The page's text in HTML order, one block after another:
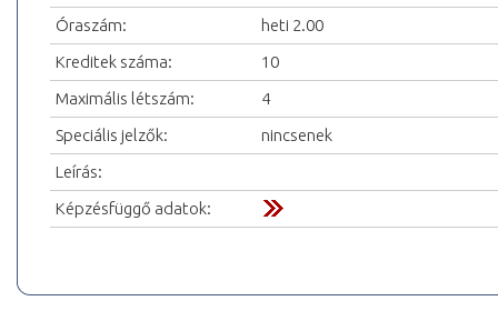
Óraszám:
heti 2.00
Kreditek száma:
10
Maximális létszám:
4
Speciális jelzők:
nincsenek
Leírás:
Képzésfüggő adatok: